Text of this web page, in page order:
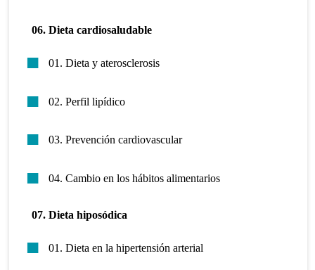
06. Dieta cardiosaludable
01. Dieta y aterosclerosis
02. Perfil lipídico
03. Prevención cardiovascular
04. Cambio en los hábitos alimentarios
07. Dieta hiposódica
01. Dieta en la hipertensión arterial